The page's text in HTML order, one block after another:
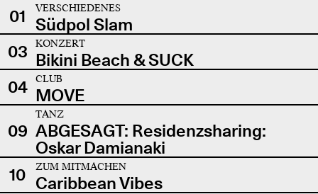
01
VERSCHIEDENES
Südpol Slam
03
KONZERT
Bikini Beach & SUCK
04
CLUB
MOVE
09
TANZ
ABGESAGT: Residenzsharing:
Oskar Damianaki
10
ZUM MITMACHEN
Caribbean Vibes